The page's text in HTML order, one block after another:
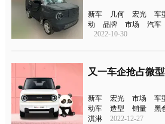
新车 几何 宏光 车
动
品牌 市场 汽车
2022-10-30
新车 宏光 市场 车
动车
造型 销量 黑
淇淋
2022-12-27